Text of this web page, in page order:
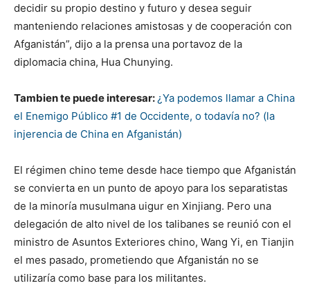
decidir su propio destino y futuro y desea seguir
manteniendo relaciones amistosas y de cooperación con
Afganistán”, dijo a la prensa una portavoz de la
diplomacia china, Hua Chunying.
Tambien te puede interesar: ¿Ya podemos llamar a China
el Enemigo Público #1 de Occidente, o todavía no? (la
injerencia de China en Afganistán)
El régimen chino teme desde hace tiempo que Afganistán
se convierta en un punto de apoyo para los separatistas
de la minoría musulmana uigur en Xinjiang. Pero una
delegación de alto nivel de los talibanes se reunió con el
ministro de Asuntos Exteriores chino, Wang Yi, en Tianjin
el mes pasado, prometiendo que Afganistán no se
utilizaría como base para los militantes.